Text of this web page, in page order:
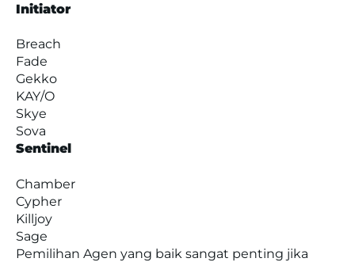
Initiator
Breach
Fade
Gekko
KAY/O
Skye
Sova
Sentinel
Chamber
Cypher
Killjoy
Sage
Pemilihan Agen yang baik sangat penting jika